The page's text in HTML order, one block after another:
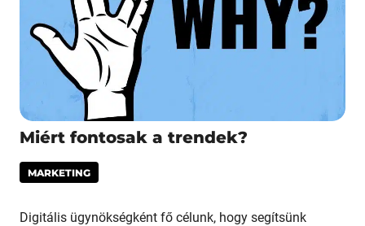
Miért fontosak a trendek?
MARKETING
Digitális ügynökségként fő célunk, hogy segítsünk